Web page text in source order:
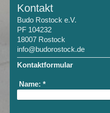
Kontakt
Budo Rostock e.V.
PF 104232
18007 Rostock
info@budorostock.de
Kontaktformular
Name: *